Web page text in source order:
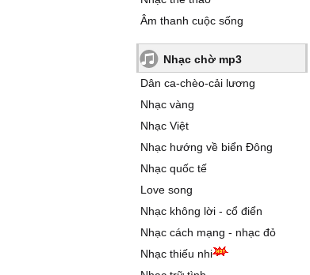
Âm thanh cuộc sống
Nhạc chờ mp3
Dân ca-chèo-cải lương
Nhạc vàng
Nhạc Việt
Nhạc hướng về biển Đông
Nhạc quốc tế
Love song
Nhạc không lời - cổ điển
Nhạc cách mạng - nhạc đỏ
Nhạc thiếu nhi